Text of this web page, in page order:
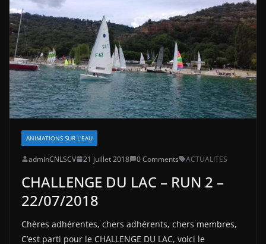
ANIMATIONS SUR L'EAU
adminCNLSCV 21 juillet 2018 0 Comments ACTUALITES
CHALLENGE DU LAC – RUN 2 –
22/07/2018
Chères adhérentes, chers adhérents, chers membres,
C’est parti pour le CHALLENGE DU LAC, voici le